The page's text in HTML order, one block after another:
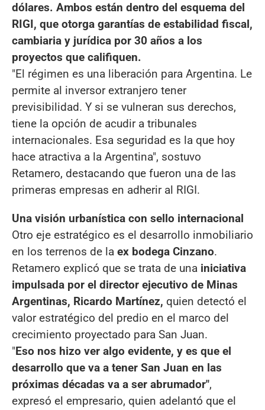
dólares. Ambos están dentro del esquema del
RIGI, que otorga garantías de estabilidad fiscal,
cambiaria y jurídica por 30 años a los
proyectos que califiquen.
"El régimen es una liberación para Argentina. Le
permite al inversor extranjero tener
previsibilidad. Y si se vulneran sus derechos,
tiene la opción de acudir a tribunales
internacionales. Esa seguridad es la que hoy
hace atractiva a la Argentina", sostuvo
Retamero, destacando que fueron una de las
primeras empresas en adherir al RIGI.
Una visión urbanística con sello internacional
Otro eje estratégico es el desarrollo inmobiliario
en los terrenos de la ex bodega Cinzano.
Retamero explicó que se trata de una iniciativa
impulsada por el director ejecutivo de Minas
Argentinas, Ricardo Martínez, quien detectó el
valor estratégico del predio en el marco del
crecimiento proyectado para San Juan.
"Eso nos hizo ver algo evidente, y es que el
desarrollo que va a tener San Juan en las
próximas décadas va a ser abrumador",
expresó el empresario, quien adelantó que el